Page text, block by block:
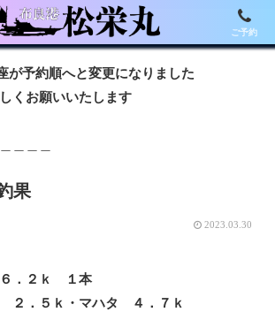
が予約順へと変更になりました
くお願いいたします
果
2023.03.30
．２ｋ １本
５ｋ・マハタ ４．７ｋ
ご予約